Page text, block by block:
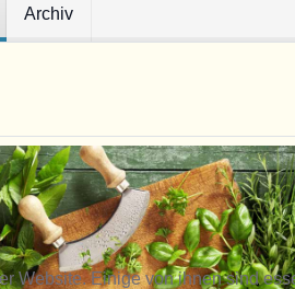
Archiv
Website. Einige von ihnen sind